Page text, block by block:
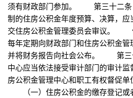
须有财政部门参加。 第三十二条
制的住房公积金年度预算、决算，
交住房公积金管理委员会审议。
每年定期向财政部门和住房公积金管
并将财务报告向社会公布。 第三
中心应当依法接受审计部门的审
房公积金管理中心和职工有权督促单
（一）住房公积金的缴存登记